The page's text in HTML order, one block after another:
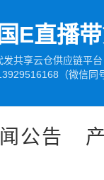
E直播
发共享云仓供应链平台
（微信同
公告